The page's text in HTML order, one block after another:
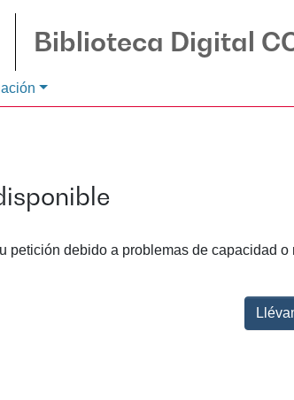
Biblioteca Digital
petición debido a problemas de capacidad